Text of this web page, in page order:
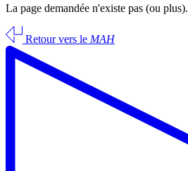
La page demandée n'existe pas (ou plus).
Retour vers le MAH